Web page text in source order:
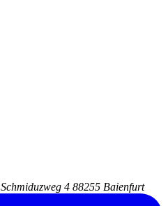
Schmiduzweg 4 88255 Baienfurt